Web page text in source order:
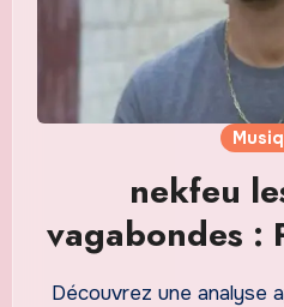
nekfeu
vagabondes :
lUnivers
Découvrez une analyse